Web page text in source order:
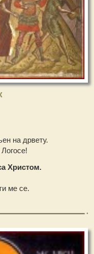
на дрвету.
Христом.
ме се.